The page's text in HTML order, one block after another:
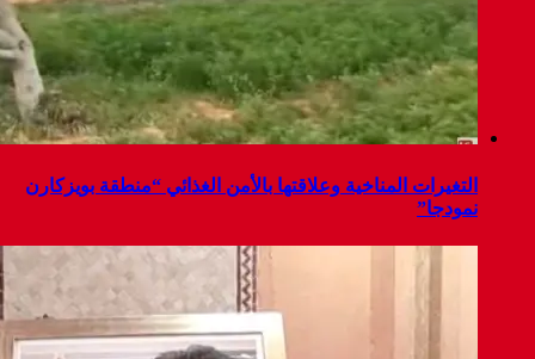
التغيرات المناخية وعلاقتها بالأمن الغذائي “منطقة بويزكارن
نمودجا”